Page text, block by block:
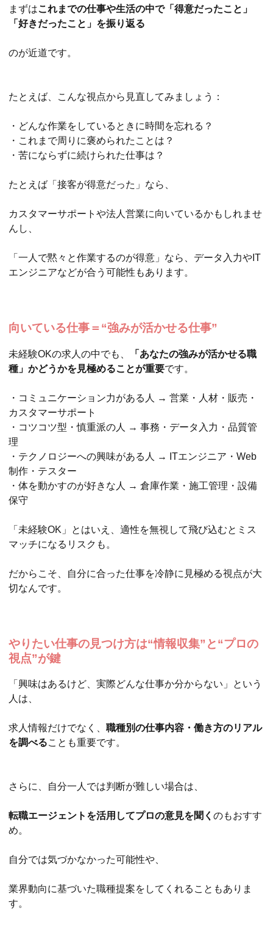
まずはこれまでの仕事や生活の中で「得意だったこと」
「好きだったこと」を振り返る
のが近道です。
たとえば、こんな視点から見直してみましょう：
・どんな作業をしているときに時間を忘れる？
・これまで周りに褒められたことは？
・苦にならずに続けられた仕事は？
たとえば「接客が得意だった」なら、
カスタマーサポートや法人営業に向いているかもしれませ
んし、
「一人で黙々と作業するのが得意」なら、データ入力やIT
エンジニアなどが合う可能性もあります。
向いている仕事＝“強みが活かせる仕事”
未経験OKの求人の中でも、
「あなたの強みが活かせる職
種」かどうかを見極めることが重要です。
・コミュニケーション力がある人 → 営業・人材・販売・
カスタマーサポート
・コツコツ型・慎重派の人 → 事務・データ入力・品質管
理
・テクノロジーへの興味がある人 → ITエンジニア・Web
制作・テスター
・体を動かすのが好きな人 → 倉庫作業・施工管理・設備
保守
「未経験OK」とはいえ、適性を無視して飛び込むとミス
マッチになるリスクも。
だからこそ、自分に合った仕事を冷静に見極める視点が大
切なんです。
やりたい仕事の見つけ方は“情報収集”と“プロの
視点”が鍵
「興味はあるけど、実際どんな仕事か分からない」という
人は、
求人情報だけでなく、 職種別の仕事内容・働き方のリアル
を調べることも重要です。
さらに、自分一人では判断が難しい場合は、
転職エージェントを活用してプロの意見を聞く のもおすす
め。
自分では気づかなかった可能性や、
業界動向に基づいた職種提案をしてくれることもありま
す。